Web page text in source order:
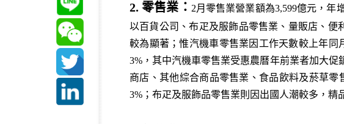
2. 零售業： 2月零售業營業額為3,599億元，年
以百貨公司、布疋及服飾品零售業、量販店、便
較為顯著；惟汽機車零售業因工作天數較上年同
3%，其中汽機車零售業受惠農曆年前業者加大促
商店、其他綜合商品零售業、食品飲料及菸草零
3%；布疋及服飾品零售業則因出國人潮較多，精